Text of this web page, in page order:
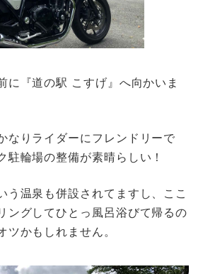
に『道の駅 こすげ』へ向かいま
なりライダーにフレンドリーで
駐輪場の整備が素晴らしい！
う温泉も併設されてますし、ここ
ングしてひとっ風呂浴びて帰るの
ツかもしれません。